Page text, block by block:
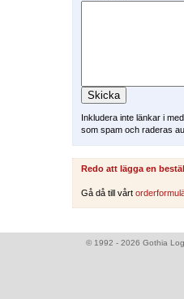
Inkludera inte länkar i
som spam och raderas
Redo att lägga en
Gå då till vårt
© 1992 - 2026 Gothia